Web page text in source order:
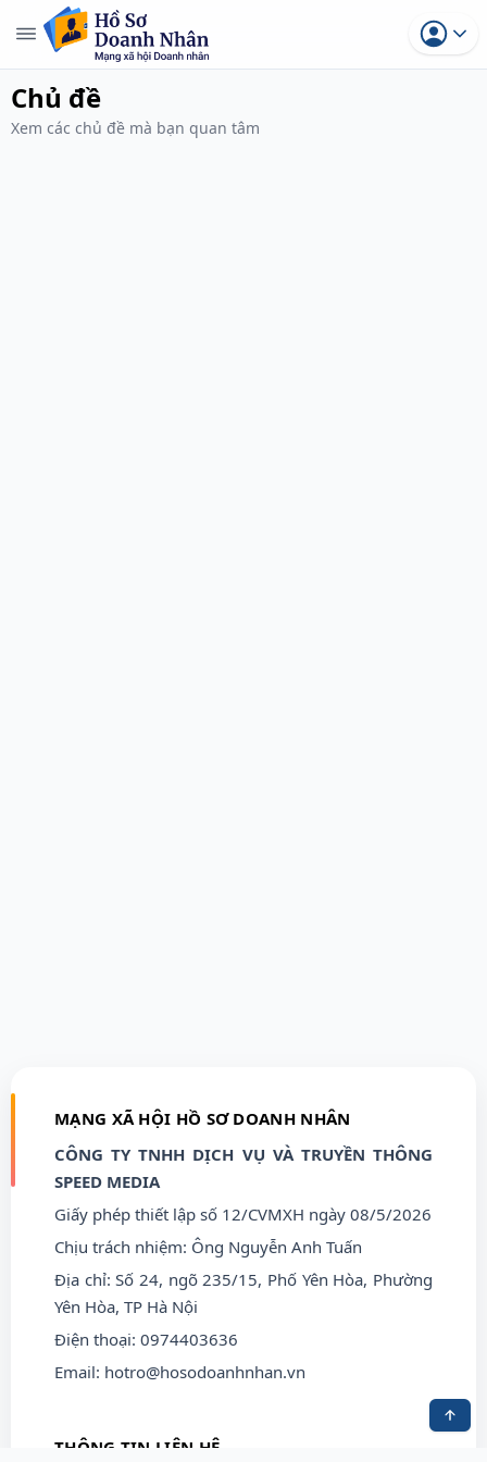
Chủ đề
Xem các chủ đề mà bạn quan tâm
MẠNG XÃ HỘI HỒ SƠ DOANH NHÂN
CÔNG TY TNHH DỊCH VỤ VÀ TRUYỀN THÔNG
SPEED MEDIA
Giấy phép thiết lập số 12/CVMXH ngày 08/5/2026
Chịu trách nhiệm: Ông Nguyễn Anh Tuấn
Địa chỉ: Số 24, ngõ 235/15, Phố Yên Hòa, Phường
Yên Hòa, TP Hà Nội
Điện thoại: 0974403636
Email: hotro@hosodoanhnhan.vn
THÔNG TIN LIÊN HỆ